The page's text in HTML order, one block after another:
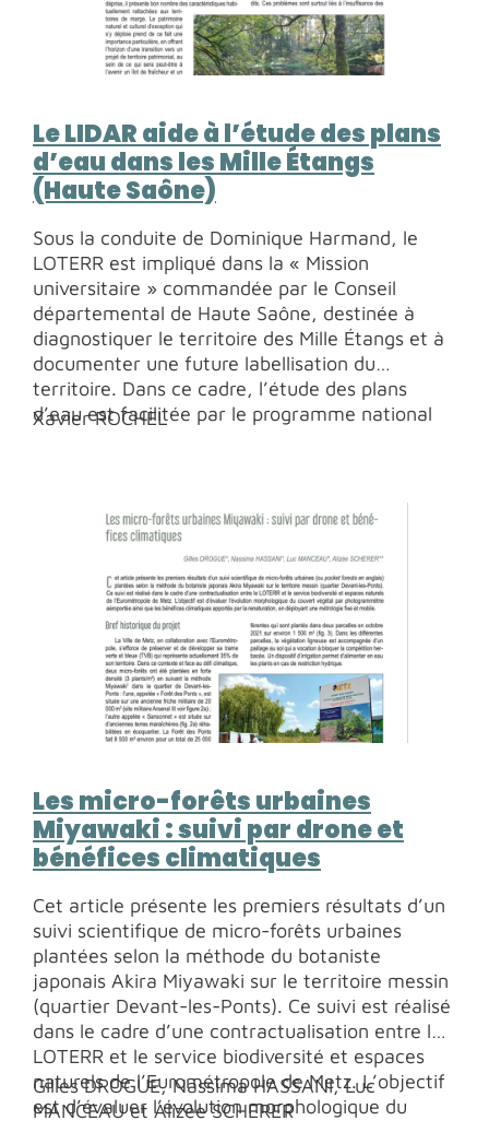
Le LIDAR aide à l’étude des plans
d’eau dans les Mille Étangs
(Haute Saône)
Sous la conduite de Dominique Harmand, le
LOTERR est impliqué dans la « Mission
universitaire » commandée par le Conseil
départemental de Haute Saône, destinée à
diagnostiquer le territoire des Mille Étangs et à
documenter une future labellisation du
territoire. Dans ce cadre, l’étude des plans
d’eau est facilitée par le programme national
l’étude patrimoniale des étangs est ainsi
facilitée et fiabilisée.
Xavier ROCHEL
Les micro-forêts urbaines
Miyawaki : suivi par drone et
bénéfices climatiques
Cet article présente les premiers résultats d’un
suivi scientifique de micro-forêts urbaines
plantées selon la méthode du botaniste
japonais Akira Miyawaki sur le territoire messin
(quartier Devant-les-Ponts). Ce suivi est réalisé
dans le cadre d’une contractualisation entre le
LOTERR et le service biodiversité et espaces
naturels de l’Eurométropole de Metz. L’objectif
est d’évaluer l’évolution morphologique du
Gilles DROGUE, Nassima HASSANI, Luc
MANCEAU et Alizée SCHERER